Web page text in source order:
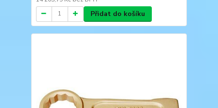
Přidat do košíku